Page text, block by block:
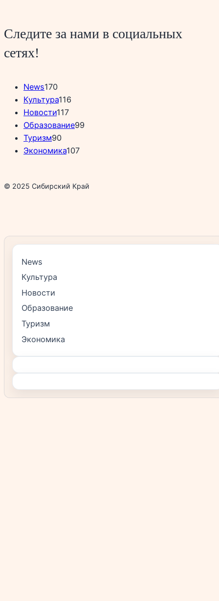
Следите за нами в социальных
сетях!
News170
Культура116
Новости117
Образование99
Туризм90
Экономика107
© 2025 Сибирский Край
News
Культура
Новости
Образование
Туризм
Экономика